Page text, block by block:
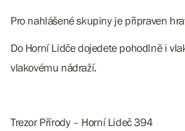
Pro nahlášené skupiny je připraven
Do Horní Lidče dojedete pohodlně i
vlakovému nádraží.
Trezor Přírody – Horní Lideč 394